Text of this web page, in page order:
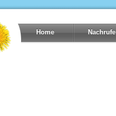
Home Nachrufe